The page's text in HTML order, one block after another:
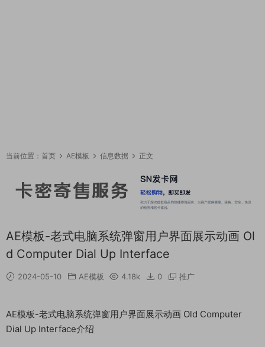
当前位置： 首页 AE模板 信息数据 正文
AE模板-老式电脑系统弹窗用户界面展示动画 Ol
d Computer Dial Up Interface
2024-05-10 AE模板 4.18k 0 推广
AE模板-老式电脑系统弹窗用户界面展示动画 Old Computer
Dial Up Interface介绍